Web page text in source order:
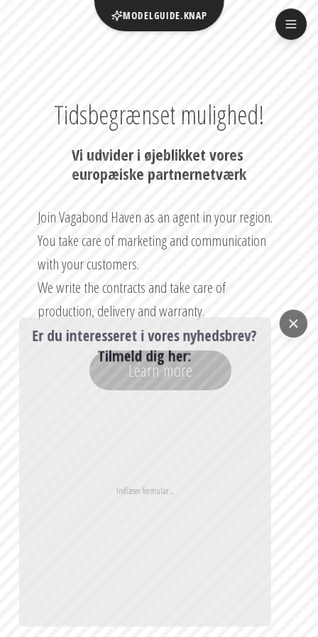
Tidsbegrænset mulighed!
Vi udvider i øjeblikket vores
europæiske partnernetværk
Join Vagabond Haven as an agent in your region.
You take care of marketing and communication
with your customers.
We write the contracts and take care of
production, delivery and warranty.
Learn more
Bemærk: Du kan til enhver tid trække dit samtykke tilbage ved at sende en e-
Er du interesseret i vores nyhedsbrev?
Tilmeld dig her:
MODELGUIDE.KNAP